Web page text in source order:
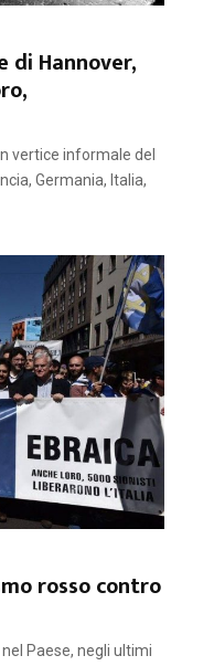
di Hannover,
vertice informale del
Germania, Italia,
rosso contro
Paese, negli ultimi